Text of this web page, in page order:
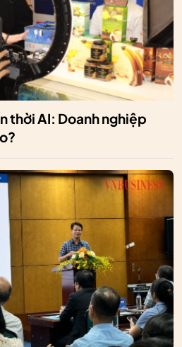
thời AI: Doanh nghiệp